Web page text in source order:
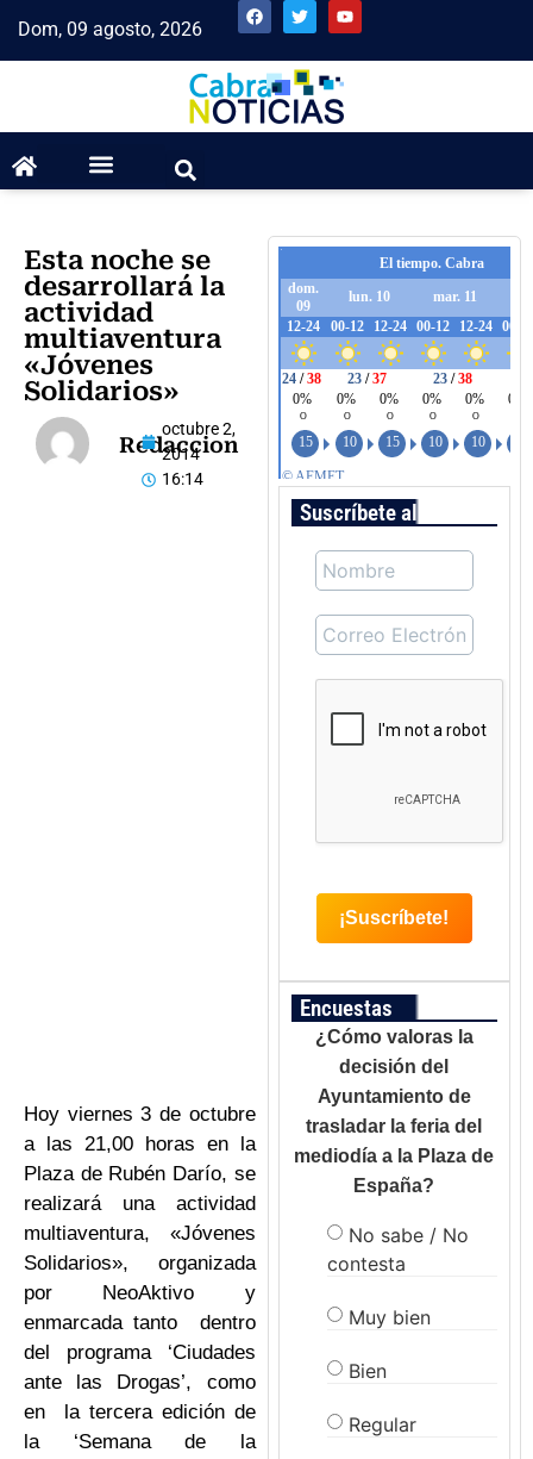
Dom, 09 agosto, 2026
Esta noche se
desarrollará la
actividad
multiaventura
«Jóvenes
Solidarios»
Redaccion
octubre 2,
2014
16:14
Hoy viernes 3 de octubre
a las 21,00 horas en la
Plaza de Rubén Darío, se
realizará una actividad
multiaventura, «Jóvenes
Solidarios», organizada
por NeoAktivo y
enmarcada tanto dentro
del programa ‘Ciudades
ante las Drogas’, como
en la tercera edición de
la ‘Semana de la
Suscríbete al boletín
Encuestas
¿Cómo valoras la
decisión del
Ayuntamiento de
trasladar la feria del
mediodía a la Plaza de
España?
No sabe / No
contesta
Muy bien
Bien
Regular